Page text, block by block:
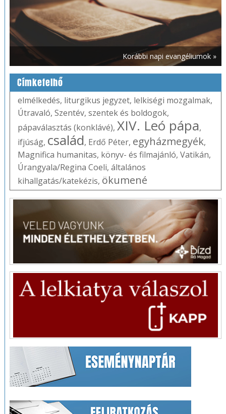
Korábbi napi evangéliumok »
Címkefelhő
elmélkedés, liturgikus jegyzet, lelkiségi mozgalmak,
Útravaló, Szentév, szentek és boldogok,
pápaválasztás (konklávé), XIV. Leó pápa,
ifjúság, család, Erdő Péter, egyházmegyék,
Magnifica humanitas, könyv- és filmajánló, Vatikán,
Úrangyala/Regina Coeli, általános
kihallgatás/katekézis, ökumené